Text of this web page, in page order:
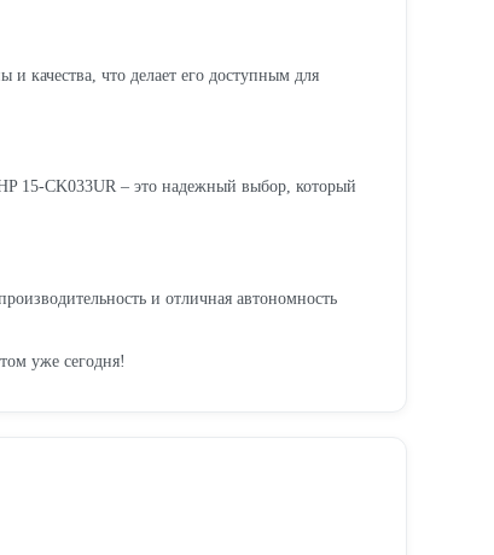
качества, что делает его доступным для
15-CK033UR – это надежный выбор, который
и отличная автономность
уже сегодня!